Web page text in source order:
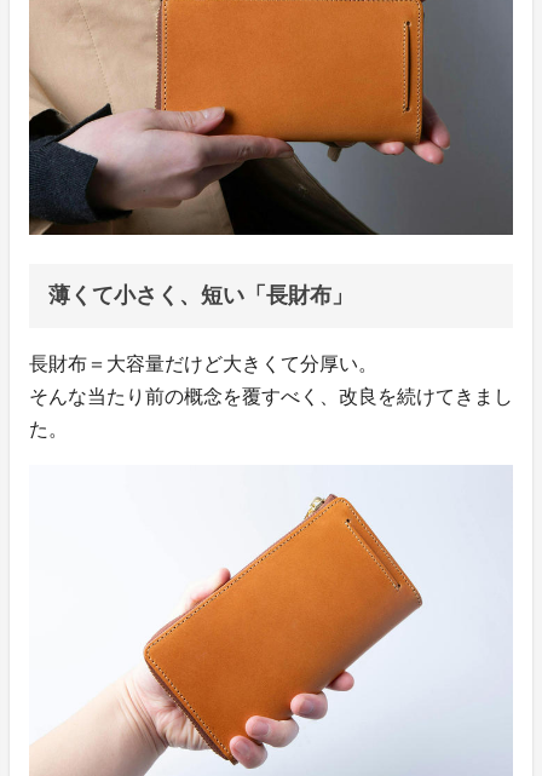
薄くて小さく、短い「長財布」
長財布＝大容量だけど大きくて分厚い。
そんな当たり前の概念を覆すべく、改良を続けてきまし
た。